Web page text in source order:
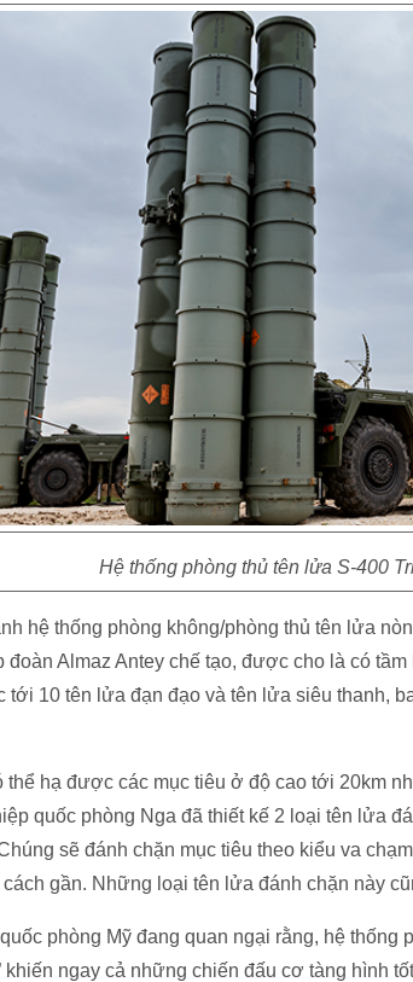
Hệ thống phòng thủ tên lửa S-400
hệ thống phòng không/phòng thủ tên lửa
đoàn Almaz Antey chế tạo, được cho là có
tới 10 tên lửa đạn đạo và tên lửa siêu thanh,
thể hạ được các mục tiêu ở độ cao tới 20km
quốc phòng Nga đã thiết kế 2 loại tên lửa
sẽ đánh chặn mục tiêu theo kiểu va
gần. Những loại tên lửa đánh chặn này
phòng Mỹ đang quan ngại rằng, hệ thống
khiến ngay cả những chiến đấu cơ tàng hình